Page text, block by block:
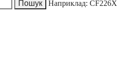
Наприклад: CF226X